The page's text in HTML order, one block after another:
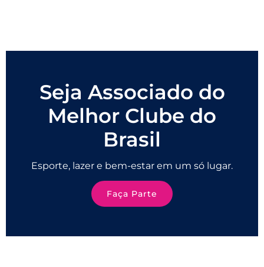
Seja Associado do
Melhor Clube do
Brasil
Esporte, lazer e bem-estar em um só lugar.
Faça Parte